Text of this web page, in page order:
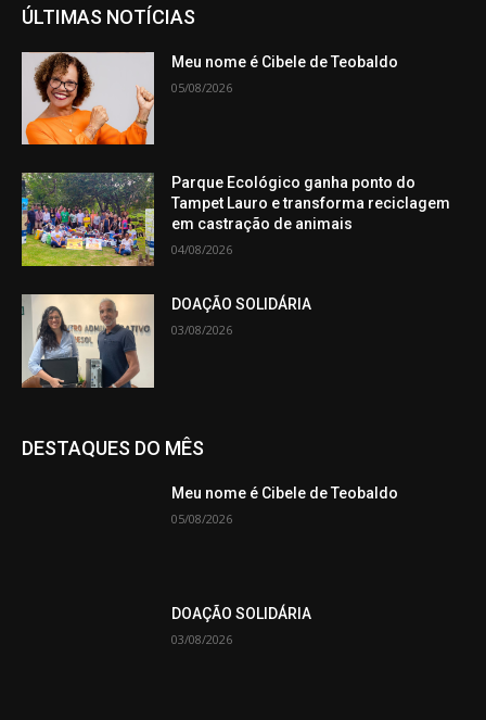
ÚLTIMAS NOTÍCIAS
Meu nome é Cibele de Teobaldo
05/08/2026
Parque Ecológico ganha ponto do
Tampet Lauro e transforma reciclagem
em castração de animais
04/08/2026
DOAÇÃO SOLIDÁRIA
03/08/2026
DESTAQUES DO MÊS
Meu nome é Cibele de Teobaldo
05/08/2026
DOAÇÃO SOLIDÁRIA
03/08/2026